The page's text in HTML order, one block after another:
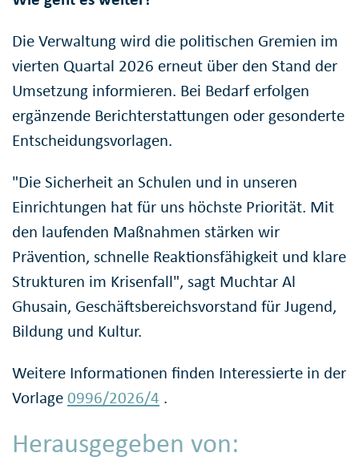
Die Verwaltung wird die politischen Gremien im
vierten Quartal 2026 erneut über den Stand der
Umsetzung informieren. Bei Bedarf erfolgen
ergänzende Berichterstattungen oder gesonderte
Entscheidungsvorlagen.
"Die Sicherheit an Schulen und in unseren
Einrichtungen hat für uns höchste Priorität. Mit
den laufenden Maßnahmen stärken wir
Prävention, schnelle Reaktionsfähigkeit und klare
Strukturen im Krisenfall", sagt Muchtar Al
Ghusain, Geschäftsbereichsvorstand für Jugend,
Bildung und Kultur.
Weitere Informationen finden Interessierte in der
Vorlage0996/2026/4 .
Herausgegeben von: